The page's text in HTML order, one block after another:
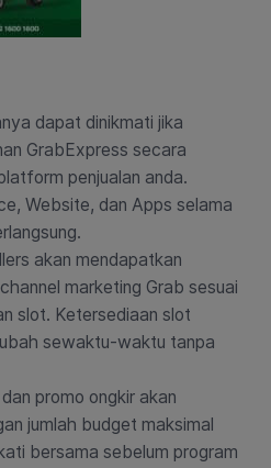
dapat dinikmati jika
GrabExpress secara
penjualan anda.
Website, dan Apps selama
akan mendapatkan
marketing Grab sesuai
slot. Ketersediaan slot
sewaktu-waktu tanpa
promo ongkir akan
jumlah budget maksimal
bersama sebelum program